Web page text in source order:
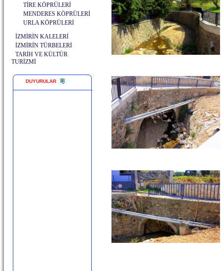
TİRE KÖPRÜLERİ
MENDERES KÖPRÜLERİ
URLA KÖPRÜLERİ
İZMİRİN KALELERİ
İZMİRİN TÜRBELERİ
TARİH VE KÜLTÜR
TURİZMİ
DUYURULAR